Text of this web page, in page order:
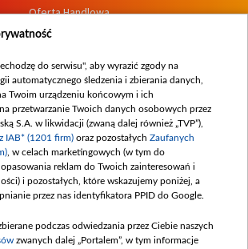
Oferta Handlowa
Dostępność
zgłoszeń wewnętrznych
do serwisu", aby wyrazić zgody na
automatycznego śledzenia i zbierania danych,
Twoim urządzeniu końcowym i ich
przetwarzanie Twoich danych osobowych przez
S.A. w likwidacji (zwaną dalej również „TVP”),
IAB* (1201 firm) oraz pozostałych Zaufanych
, w celach marketingowych (w tym do
reklam do Twoich zainteresowań i
i pozostałych, które wskazujemy poniżej, a
przez nas identyfikatora PPID do Google.
podczas odwiedzania przez Ciebie naszych
zwanych dalej „Portalem”, w tym informacje